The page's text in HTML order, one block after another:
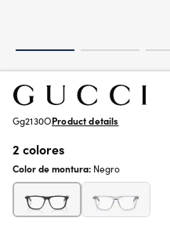
Gg2130OProduct details
2 colores
Color de montura: Negro